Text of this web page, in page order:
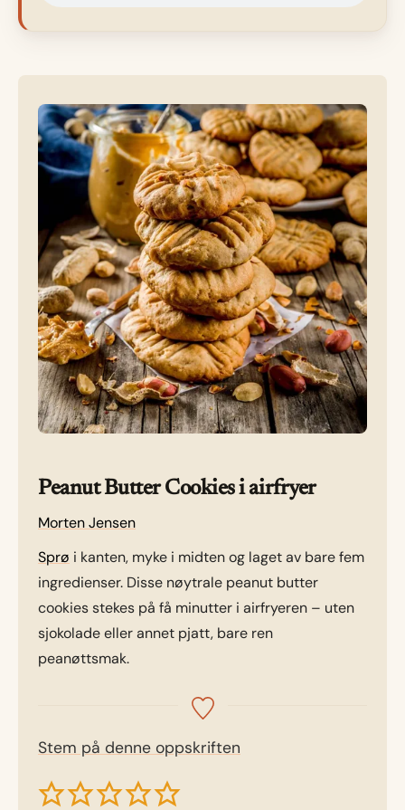
Peanut Butter Cookies i airfryer
Morten Jensen
Sprø i kanten, myke i midten og laget av bare fem
ingredienser. Disse nøytrale peanut butter
cookies stekes på få minutter i airfryeren – uten
sjokolade eller annet pjatt, bare ren
peanøttsmak.
Stem på denne oppskriften